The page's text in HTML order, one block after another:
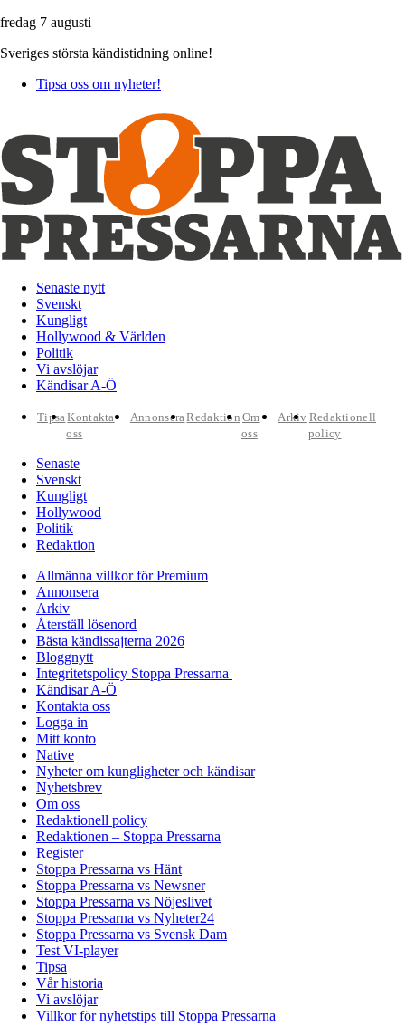
fredag 7 augusti
Sveriges största kändistidning online!
Tipsa oss om nyheter!
Senaste nytt
Svenskt
Kungligt
Hollywood & Världen
Politik
Vi avslöjar
Kändisar A-Ö
TipsaKontakta
oss
AnnonseraRedaktion Om
oss
Arkiv Redaktionell
policy
Senaste
Svenskt
Kungligt
Hollywood
Politik
Redaktion
Allmänna villkor för Premium
Annonsera
Arkiv
Återställ lösenord
Bästa kändissajterna 2026
Bloggnytt
Integritetspolicy Stoppa Pressarna
Kändisar A-Ö
Kontakta oss
Logga in
Mitt konto
Native
Nyheter om kungligheter och kändisar
Nyhetsbrev
Om oss
Redaktionell policy
Redaktionen – Stoppa Pressarna
Register
Stoppa Pressarna vs Hänt
Stoppa Pressarna vs Newsner
Stoppa Pressarna vs Nöjeslivet
Stoppa Pressarna vs Nyheter24
Stoppa Pressarna vs Svensk Dam
Test VI-player
Tipsa
Vår historia
Vi avslöjar
Villkor för nyhetstips till Stoppa Pressarna